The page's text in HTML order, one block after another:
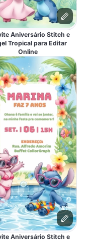
Aniversário Stitch e
Tropical para Editar
Online
Aniversário Stitch e